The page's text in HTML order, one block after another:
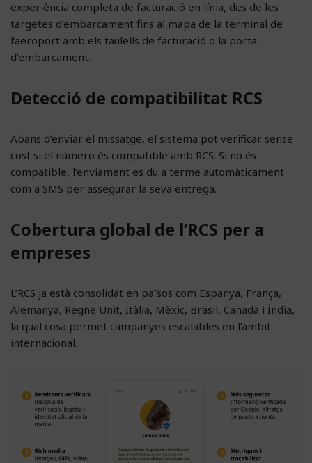
experiència completa de facturació en línia, des de les
targetes d’embarcament fins al mapa de la terminal de
l’aeroport amb els taulells de facturació o la porta
d’embarcament.
Detecció de compatibilitat RCS
Abans d’enviar el missatge, el sistema pot verificar sense
cost si el número és compatible amb RCS. Si no és
compatible, l’enviament es du a terme automàticament
com a SMS per assegurar la seva entrega.
Cobertura global de l’RCS per a
empreses
L’RCS ja està consolidat en països com Espanya, França,
Alemanya, Regne Unit, Itàlia, Mèxic, Brasil, Canadà i Índia,
la qual cosa permet campanyes escalables en l’àmbit
internacional.